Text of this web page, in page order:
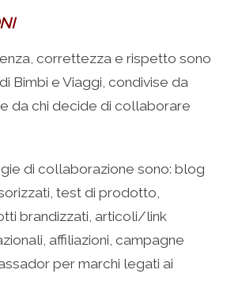
correttezza e rispetto sono
Bimbi e Viaggi, condivise da
da chi decide di collaborare
di collaborazione sono: blog
test di prodotto,
brandizzati, articoli/link
affiliazioni, campagne
per marchi legati ai